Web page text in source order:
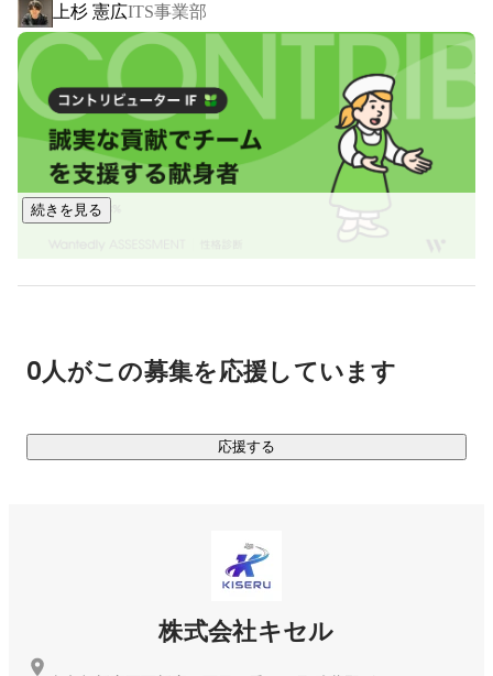
ITコンサルティングでは、「技術でどう変えられるか」を起
点に企業と向き合います。
・業務プロセスの整理・可視化
・クラウド活用やシステム構成の見直し
・セキュリティ・運用体制の設計
資料を作って終わるのではなく、実装・運用までを前提にし
た現実的な提案を行います。
コンサルと開発を分断せず、技術を理解したメンバーが一貫
システム開発でも、ITコンサルティングでも、共通している
のは「課題を理解し、解き方に責任を持つ」というスタンス
・何が問題なのか
・なぜ今それが起きているのか
立場に関係なく考え、意見を出し、判断に関わります。
実装するか、設計するか、整理するかは役割の違いであっ
て、思考することから逃げないのがキセルの関わり方です。
上杉 憲広ITS事業部
続きを見る
0人がこの募集を応援しています
応援する
株式会社キセル